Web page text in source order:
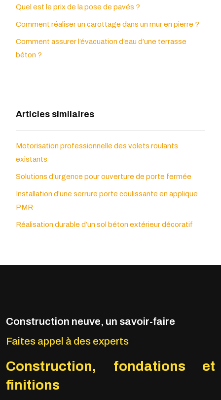
Quel est le prix de la pose de pavés ?
Comment réaliser un carottage dans un mur en pierre ?
Comment assurer l’évacuation d’eau d’une terrasse
béton ?
Articles similaires
Motorisation professionnelle des volets roulants
existants
Solutions d’urgence pour ouverture de porte fermée
Installation d’une serrure porte coulissante en applique
PMR
Réalisation durable d’un sol béton extérieur décoratif
Construction neuve, un savoir-faire
Faites appel à des experts
Construction, fondations et
finitions